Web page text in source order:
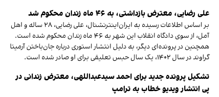
علی رضایی، معترض بازداشتی، به ۴۶ ماه زندان محکوم شد
بر اساس اطلاعات رسیده به ایران‌اینترنشنال، علی رضایی، ۲۸ ساله و اهل
آمل، از سوی دادگاه انقلاب این شهر به ۴۶ ماه زندان محکوم شده است.
همچنین در پرونده‌ای دیگر، به دلیل انتشار استوری درباره جان‌باختن آرمیتا
گراوند در سال ۱۴۰۲، یک سال حبس تعلیقی برای او صادر شده است.
تشکیل پرونده جدید برای احمد سیدعبداللهی، معترض زندانی در
پی انتشار ویدیو خطاب به ترامپ